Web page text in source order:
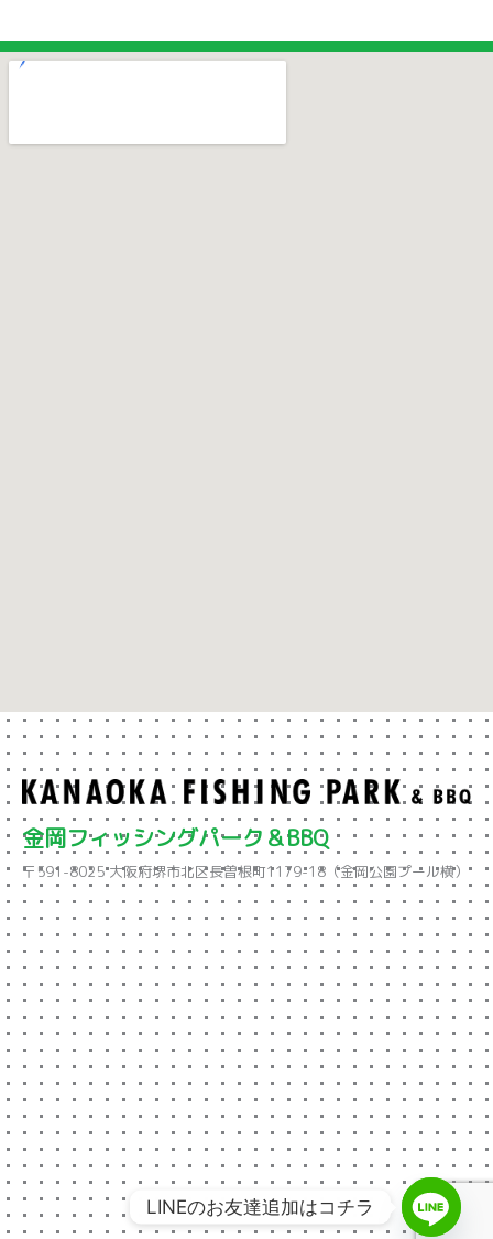
金岡フィッシングパーク＆BBQ
〒591-8025 大阪府堺市北区長曽根町1179-18（金岡公園プール横）
LINEのお友達追加はコチラ